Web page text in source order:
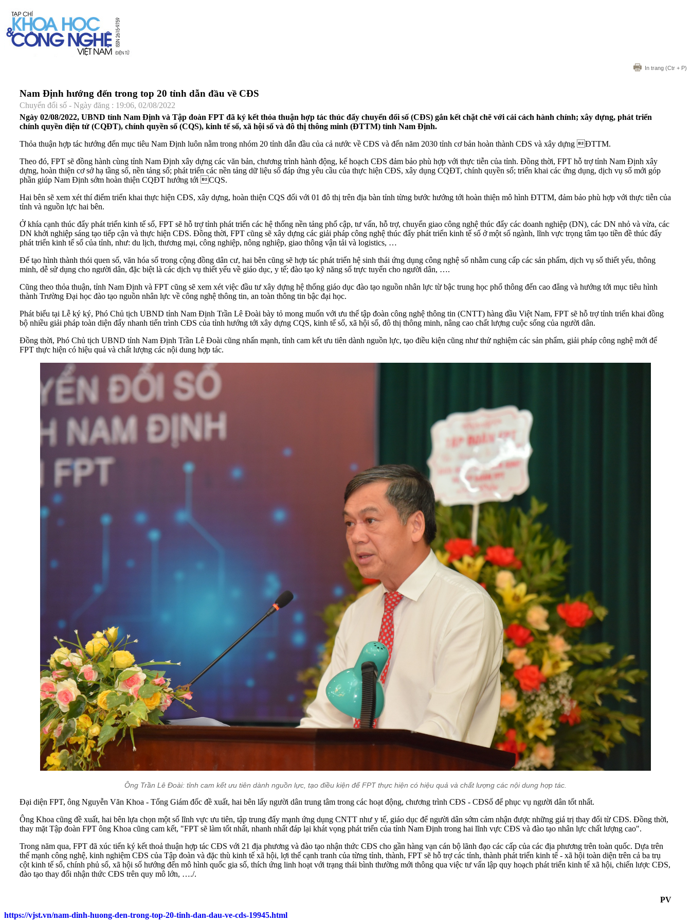
In trang (Ctr + P)
Nam Định hướng đến trong top 20 tỉnh dẫn đầu về CĐS
Chuyển đổi số - Ngày đăng : 19:06, 02/08/2022
Ngày 02/08/2022, UBND tỉnh Nam Định và Tập đoàn FPT đã ký kết thỏa thuận hợp tác thúc đẩy chuyển đổi số (CĐS) gắn kết chặt chẽ với cải cách hành chính; xây dựng, phát triển
chính quyền điện tử (CQĐT), chính quyền số (CQS), kinh tế số, xã hội số và đô thị thông minh (ĐTTM) tỉnh Nam Định.
Thỏa thuận hợp tác hướng đến mục tiêu Nam Định luôn nằm trong nhóm 20 tỉnh dẫn đầu của cả nước về CĐS và đến năm 2030 tỉnh cơ bản hoàn thành CĐS và xây dựng ĐTTM.
Theo đó, FPT sẽ đồng hành cùng tỉnh Nam Định xây dựng các văn bản, chương trình hành động, kế hoạch CĐS đảm bảo phù hợp với thực tiễn của tỉnh. Đồng thời, FPT hỗ trợ tỉnh Nam Định xây
dựng, hoàn thiện cơ sở hạ tầng số, nền tảng số; phát triển các nền tảng dữ liệu số đáp ứng yêu cầu của thực hiện CĐS, xây dụng CQĐT, chính quyền số; triển khai các ứng dụng, dịch vụ số mới góp
phần giúp Nam Định sớm hoàn thiện CQĐT hướng tới CQS.
Hai bên sẽ xem xét thí điểm triển khai thực hiện CĐS, xây dựng, hoàn thiện CQS đối với 01 đô thị trên địa bàn tỉnh từng bước hướng tới hoàn thiện mô hình ĐTTM, đảm bảo phù hợp với thực tiễn của
tỉnh và nguồn lực hai bên.
Ở khía cạnh thúc đẩy phát triển kinh tế số, FPT sẽ hỗ trợ tỉnh phát triển các hệ thống nền tảng phổ cập, tư vấn, hỗ trợ, chuyển giao công nghệ thúc đẩy các doanh nghiệp (DN), các DN nhỏ và vừa, các
DN khởi nghiệp sáng tạo tiếp cận và thực hiện CĐS. Đồng thời, FPT cũng sẽ xây dựng các giải pháp công nghệ thúc đẩy phát triển kinh tế số ở một số ngành, lĩnh vực trọng tâm tạo tiền đề thúc đẩy
phát triển kinh tế số của tỉnh, như: du lịch, thương mại, công nghiệp, nông nghiệp, giao thông vận tải và logistics, …
Để tạo hình thành thói quen số, văn hóa số trong cộng đồng dân cư, hai bên cũng sẽ hợp tác phát triển hệ sinh thái ứng dụng công nghệ số nhằm cung cấp các sản phẩm, dịch vụ số thiết yếu, thông
minh, dễ sử dụng cho người dân, đặc biệt là các dịch vụ thiết yếu về giáo dục, y tế; đào tạo kỹ năng số trực tuyến cho người dân, ….
Cũng theo thỏa thuận, tỉnh Nam Định và FPT cũng sẽ xem xét việc đầu tư xây dựng hệ thống giáo dục đào tạo nguồn nhân lực từ bậc trung học phổ thông đến cao đẳng và hướng tới mục tiêu hình
thành Trường Đại học đào tạo nguồn nhân lực về công nghệ thông tin, an toàn thông tin bậc đại học.
Phát biểu tại Lễ ký ký, Phó Chủ tịch UBND tỉnh Nam Định Trần Lê Đoài bày tỏ mong muốn với ưu thế tập đoàn công nghệ thông tin (CNTT) hàng đầu Việt Nam, FPT sẽ hỗ trợ tỉnh triển khai đồng
bộ nhiều giải pháp toàn diện đẩy nhanh tiến trình CĐS của tỉnh hướng tới xây dựng CQS, kinh tế số, xã hội số, đô thị thông minh, nâng cao chất lượng cuộc sống của người dân.
Đồng thời, Phó Chủ tịch UBND tỉnh Nam Định Trần Lê Đoài cũng nhấn mạnh, tỉnh cam kết ưu tiên dành nguồn lực, tạo điều kiện cũng như thử nghiệm các sản phẩm, giải pháp công nghệ mới để
FPT thực hiện có hiệu quả và chất lượng các nội dung hợp tác.
Ông Trần Lê Đoài: tỉnh cam kết ưu tiên dành nguồn lực, tạo điều kiện để FPT thực hiện có hiệu quả và chất lượng các nội dung hợp tác.
Đại diện FPT, ông Nguyễn Văn Khoa - Tổng Giám đốc đề xuất, hai bên lấy người dân trung tâm trong các hoạt động, chương trình CĐS - CĐSố để phục vụ người dân tốt nhất.
Ông Khoa cũng đề xuất, hai bên lựa chọn một số lĩnh vực ưu tiên, tập trung đẩy mạnh ứng dụng CNTT như y tế, giáo dục để người dân sớm cảm nhận được những giá trị thay đổi từ CĐS. Đồng thời,
thay mặt Tập đoàn FPT ông Khoa cũng cam kết, "FPT sẽ làm tốt nhất, nhanh nhất đáp lại khát vọng phát triển của tỉnh Nam Định trong hai lĩnh vực CĐS và đào tạo nhân lực chất lượng cao".
Trong năm qua, FPT đã xúc tiến ký kết thoả thuận hợp tác CĐS với 21 địa phương và đào tạo nhận thức CĐS cho gần hàng vạn cán bộ lãnh đạo các cấp của các địa phương trên toàn quốc. Dựa trên
thế mạnh công nghệ, kinh nghiệm CĐS của Tập đoàn và đặc thù kinh tế xã hội, lợi thế cạnh tranh của từng tỉnh, thành, FPT sẽ hỗ trợ các tỉnh, thành phát triển kinh tế - xã hội toàn diện trên cả ba trụ
cột kinh tế số, chính phủ số, xã hội số hướng đến mô hình quốc gia số, thích ứng linh hoạt với trạng thái bình thường mới thông qua việc tư vấn lập quy hoạch phát triển kinh tế xã hội, chiến lược CĐS,
đào tạo thay đổi nhận thức CĐS trên quy mô lớn, …./.
PV
https://vjst.vn/nam-dinh-huong-den-trong-top-20-tinh-dan-dau-ve-cds-19945.html